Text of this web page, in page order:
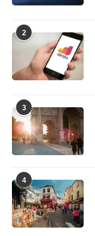
2
3
4